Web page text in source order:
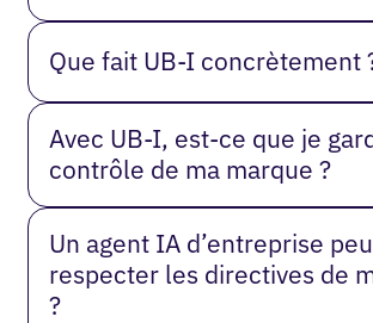
Que fait UB-I concrètement
Avec UB-I, est-ce que je
contrôle de ma marque ?
Un agent IA d’entreprise
respecter les directives de
?